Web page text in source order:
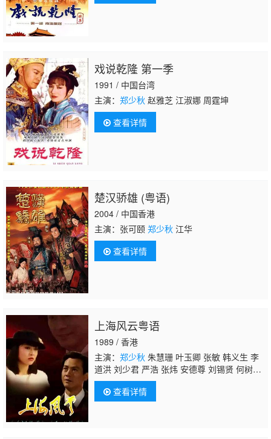
戏说乾隆 第一季
1991 / 中国台湾
主演： 郑少秋 赵雅芝 江淑娜 周霆坤
查看详情
楚汉骄雄 (粤语)
2004 / 中国香港
主演：张可颐 郑少秋 江华
查看详情
上海风云粤语
1989 / 香港
主演： 郑少秋 朱慧珊 叶玉卿 张敏 韩义生 李
道洪 刘少君 严浩 张炜 安德尊 刘锡贤 何树
燊 熊德诚
查看详情